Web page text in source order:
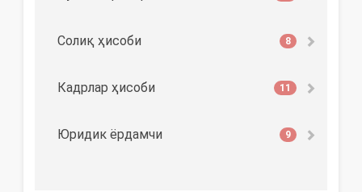
Солиқ ҳисоби 8
Кадрлар ҳисоби 11
Юридик ёрдамчи 9